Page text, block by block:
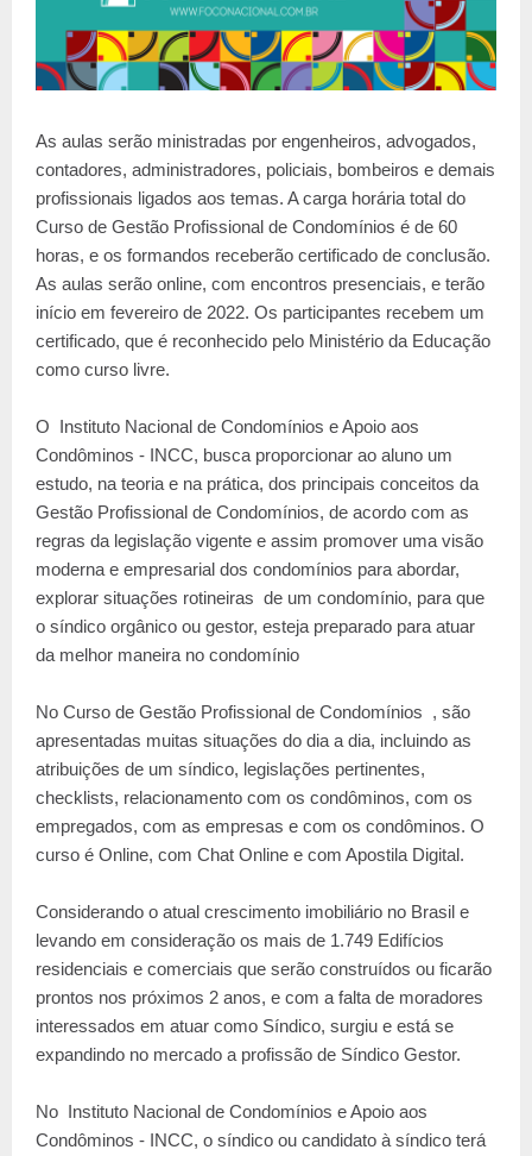
As aulas serão ministradas por engenheiros, advogados,
contadores, administradores, policiais, bombeiros e demais
profissionais ligados aos temas. A carga horária total do
Curso de Gestão Profissional de Condomínios é de 60
horas, e os formandos receberão certificado de conclusão.
As aulas serão online, com encontros presenciais, e terão
início em fevereiro de 2022. Os participantes recebem um
certificado, que é reconhecido pelo Ministério da Educação
como curso livre.
O Instituto Nacional de Condomínios e Apoio aos
Condôminos - INCC, busca proporcionar ao aluno um
estudo, na teoria e na prática, dos principais conceitos da
Gestão Profissional de Condomínios, de acordo com as
regras da legislação vigente e assim promover uma visão
moderna e empresarial dos condomínios para abordar,
explorar situações rotineiras de um condomínio, para que
o síndico orgânico ou gestor, esteja preparado para atuar
da melhor maneira no condomínio
No Curso de Gestão Profissional de Condomínios , são
apresentadas muitas situações do dia a dia, incluindo as
atribuições de um síndico, legislações pertinentes,
checklists, relacionamento com os condôminos, com os
empregados, com as empresas e com os condôminos. O
curso é Online, com Chat Online e com Apostila Digital.
Considerando o atual crescimento imobiliário no Brasil e
levando em consideração os mais de 1.749 Edifícios
residenciais e comerciais que serão construídos ou ficarão
prontos nos próximos 2 anos, e com a falta de moradores
interessados em atuar como Síndico, surgiu e está se
expandindo no mercado a profissão de Síndico Gestor.
No Instituto Nacional de Condomínios e Apoio aos
Condôminos - INCC, o síndico ou candidato à síndico terá